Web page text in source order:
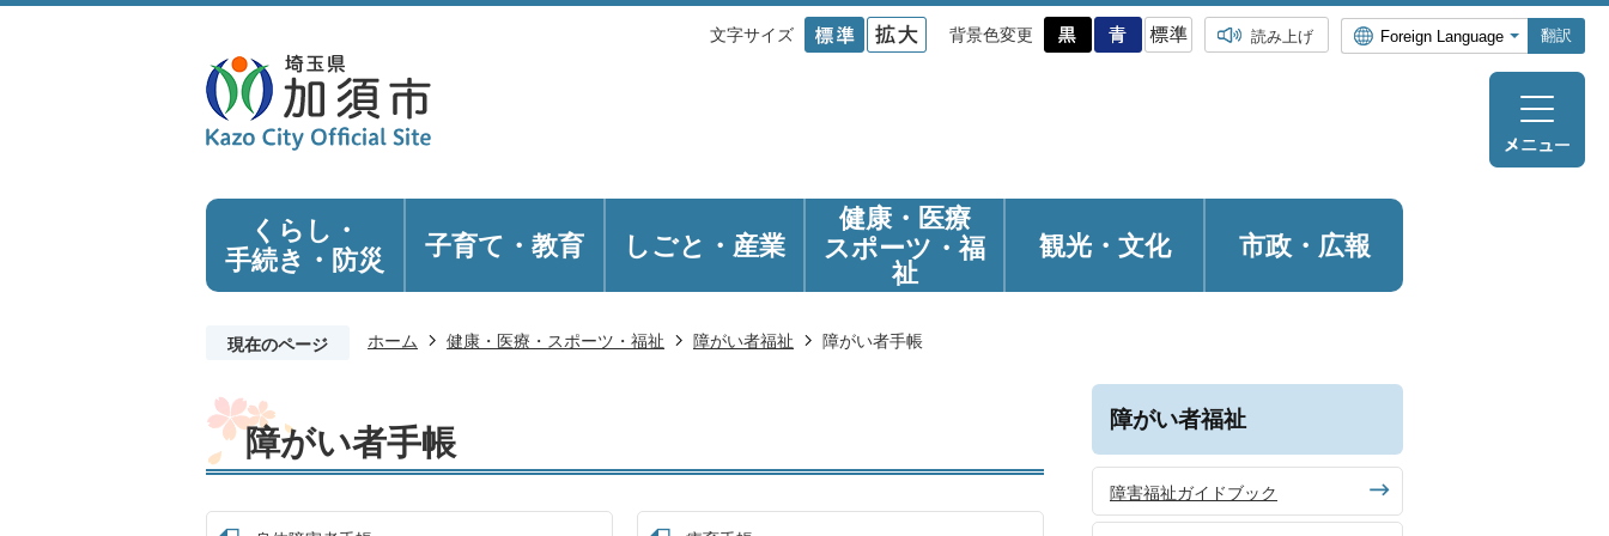
文字サイズ 背景色変更 読み上げ 翻訳
くらし・
手続き ・防災 子育て・教育 しごと・産業
健康・医療
スポーツ・福
祉
観光・ 文化 市政・広報
現在のページ ホーム 健康・医療・スポーツ・福祉 障がい者福祉 障がい者手帳
障がい者手帳
障がい者福祉
障害福祉ガイドブック